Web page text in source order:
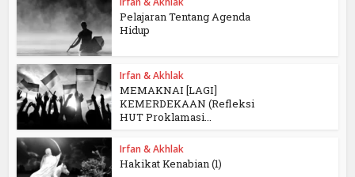
Pelajaran Tentang Agenda
Hidup
Irfan & Akhlak
MEMAKNAI [LAGI]
KEMERDEKAAN (Refleksi
HUT Proklamasi...
Irfan & Akhlak
Hakikat Kenabian (1)